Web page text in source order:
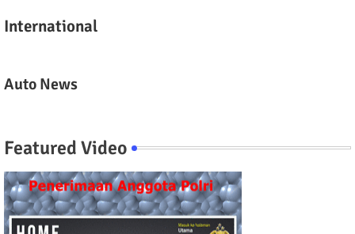
International
Auto News
Featured Video